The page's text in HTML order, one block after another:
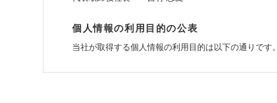
個人情報の利用目的の公表
当社が取得する個人情報の利用目的は以下の通りです。